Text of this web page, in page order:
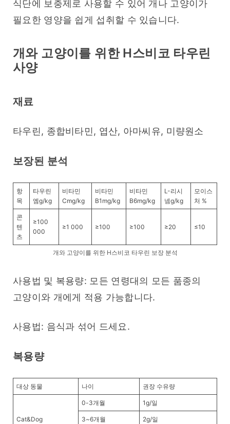
식단에 보충제로 사용할 수 있어 개나 고양이가
필요한 영양을 쉽게 섭취할 수 있습니다.
개와 고양이를 위한 H스비코 타우린
사양
재료
타우린, 종합비타민, 엽산, 아마씨유, 미량원소
보장된 분석
항
목
타우린
엠g/kg
비타민
Cmg/kg
비타민
B1mg/kg
비타민
B6mg/kg
L-리시
넴g/kg
모이스
처 %
콘
텐
츠
≥100
000
≥1 000 ≥100 ≥100 ≥20 ≤10
개와 고양이를 위한 H스비코 타우린 보장 분석
사용법 및 복용량: 모든 연령대의 모든 품종의
고양이와 개에게 적용 가능합니다.
사용법: 음식과 섞어 드세요.
복용량
대상 동물 나이 권장 수유량
Cat&Dog
0-3개월 1g/일
3~6개월 2g/일